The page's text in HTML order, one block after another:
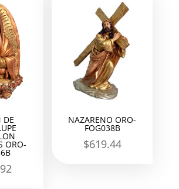
DE
ORO-
NAZARENO ORO-
FOG038B
$619.44